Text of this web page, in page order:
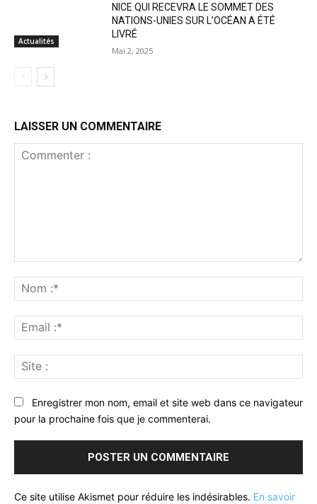
Actualités
NICE QUI RECEVRA LE SOMMET DES
NATIONS-UNIES SUR L’OCÉAN A ÉTÉ
LIVRÉ
Mai 2, 2025
LAISSER UN COMMENTAIRE
:*
:*
:
Enregistrer mon nom, email et site web dans ce navigateur
pour la prochaine fois que je commenterai.
Ce site utilise Akismet pour réduire les indésirables. En savoir